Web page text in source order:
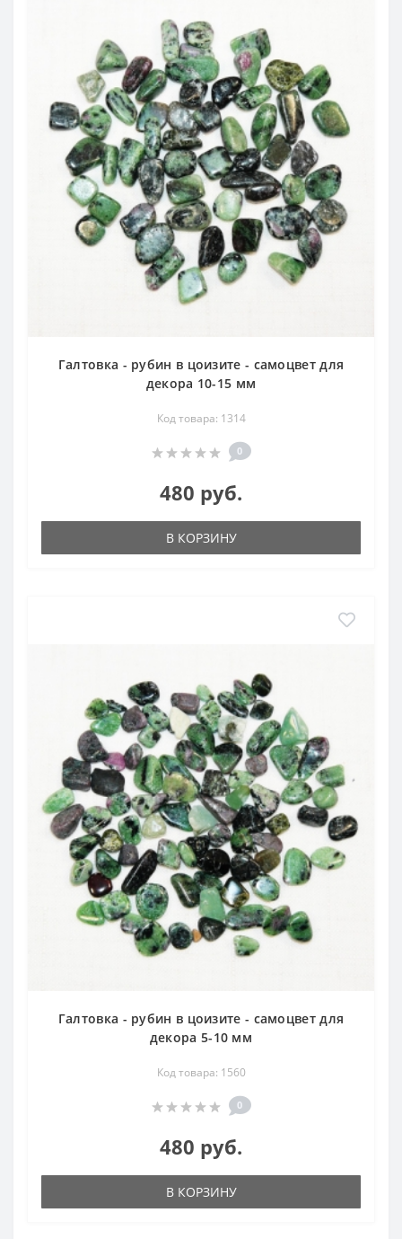
Галтовка - рубин в цоизите - самоцвет для
декора 10-15 мм
Код товара: 1314
0
480 руб.
В КОРЗИНУ
Галтовка - рубин в цоизите - самоцвет для
декора 5-10 мм
Код товара: 1560
0
480 руб.
В КОРЗИНУ